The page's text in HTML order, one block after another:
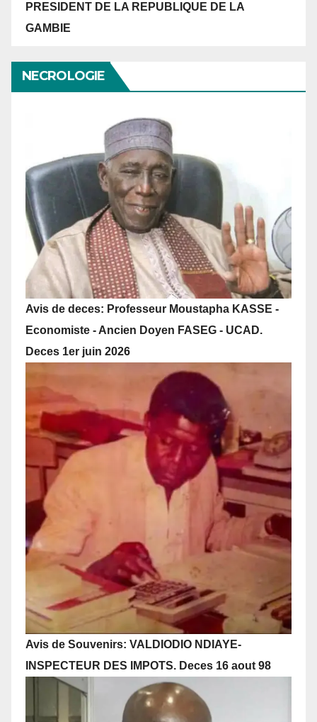
PRESIDENT DE LA REPUBLIQUE DE LA
GAMBIE
NECROLOGIE
Avis de deces: Professeur Moustapha KASSE -
Economiste - Ancien Doyen FASEG - UCAD.
Deces 1er juin 2026
Avis de Souvenirs: VALDIODIO NDIAYE-
INSPECTEUR DES IMPOTS. Deces 16 aout 98